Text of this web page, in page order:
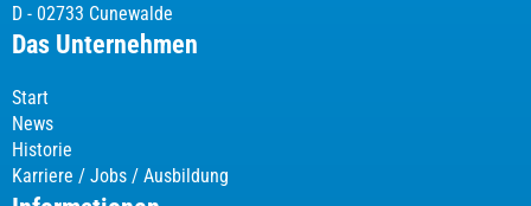
D - 02733 Cunewalde
Das Unternehmen
Start
News
Historie
Karriere / Jobs / Ausbildung